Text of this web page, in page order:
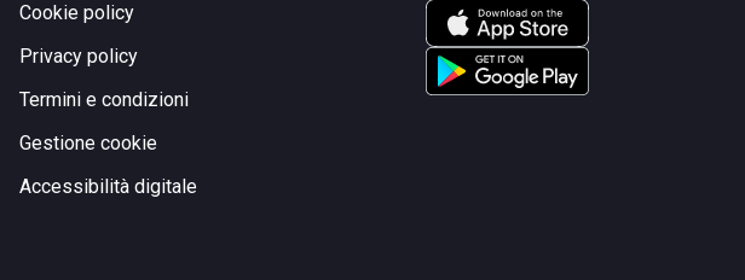
Cookie policy
Privacy policy
Termini e condizioni
Gestione cookie
Accessibilità digitale